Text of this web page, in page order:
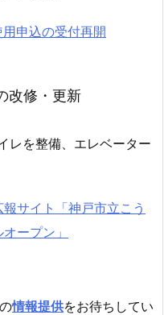
申込の受付再開
改修・更新
レを整備、エレベーター
サイト「神戸市立こう
ープン」
情報提供をお待ちしてい